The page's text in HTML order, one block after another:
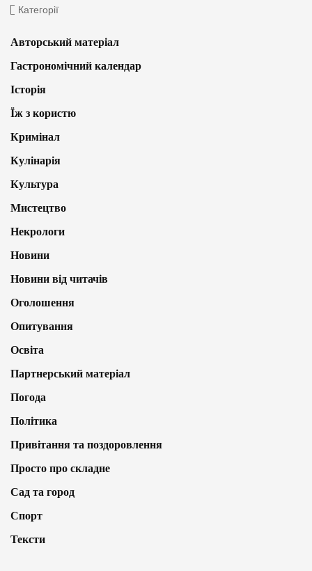
Категорії
Авторський матеріал
Гастрономічний календар
Історія
Їж з користю
Кримінал
Кулінарія
Культура
Мистецтво
Некрологи
Новини
Новини від читачів
Оголошення
Опитування
Освіта
Партнерський матеріал
Погода
Політика
Привітання та поздоровлення
Просто про складне
Сад та город
Спорт
Тексти